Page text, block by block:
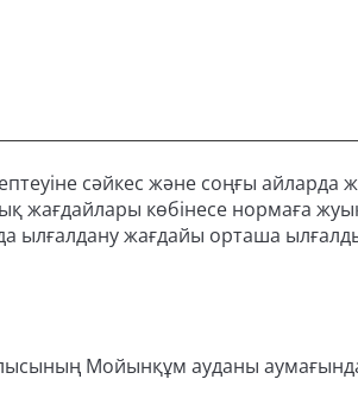
сәйкес және соңғы
жағдайлары көбінесе нормаға
ылғалдану жағдайы орташа
Мойынқұм ауданы аумағында